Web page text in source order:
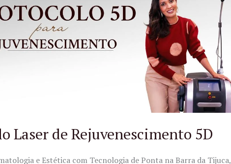
Laser de Rejuvenescimento 5D
e Estética com Tecnologia de Ponta na Barra da Tijuca,